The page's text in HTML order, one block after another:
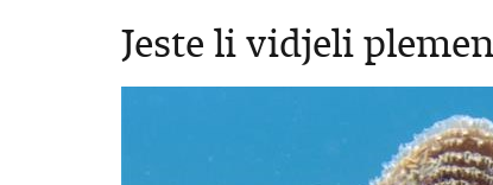
Jeste li vidjeli